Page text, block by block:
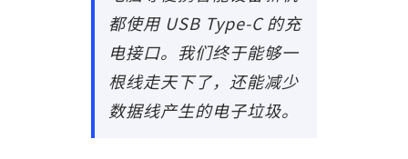
都使用 USB Type-C 的充
电接口。我们终于能够一
根线走天下了，还能减少
数据线产生的电子垃圾。